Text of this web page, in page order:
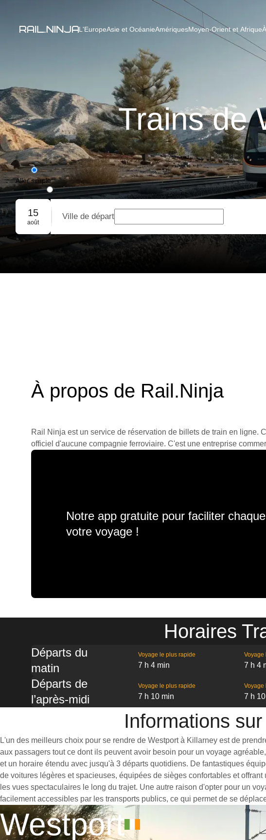
L'EuropeAsie et OcéanieAmériquesMoyen-Orient et Afrique
Trains de
Aller simple
Aller-retour
Réservation de groupe
15
août
Ville de départ
À propos de Rail.Ninja
Rail Ninja est un service de réservation de billets de train en ligne.
officiel d'aucune compagnie ferroviaire. C'est une entreprise
Notre app gratuite pour faciliter
votre voyage !
Horaires
Départs du
matin
Voyage le plus rapide
7 h 4 min
Voyage
7 h 4
Départs de
l’après-midi
Voyage le plus rapide
7 h 10 min
Voyage
7 h
Informations
L'un des meilleurs choix pour se rendre de Westport à Killarney est de
aux passagers tout ce dont ils peuvent avoir besoin pour un voyage
et un horaire étendu avec jusqu'à 3 départs quotidiens. De fantastiques
de voitures légères et spacieuses, équipées de sièges confortables et
les vues spectaculaires le long du trajet. Une autre raison d'opter pour un
facilement accessibles par les transports publics, ce qui permet de se
Westport